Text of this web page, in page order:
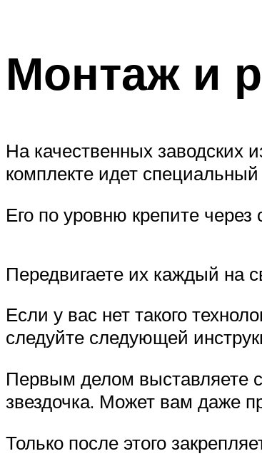
Монтаж и
На качественных заводских
комплекте идет
Его по уровню крепите
Передвигаете их каждый на
Если у вас нет такого
следуйте следующей
Первым делом выставляете
звездочка. Может вам даже
Только после этого